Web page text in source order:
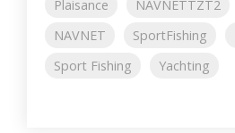
Plaisance NAVNETTZT2
NAVNET
SportFishing
Sport Fishing
Yachting